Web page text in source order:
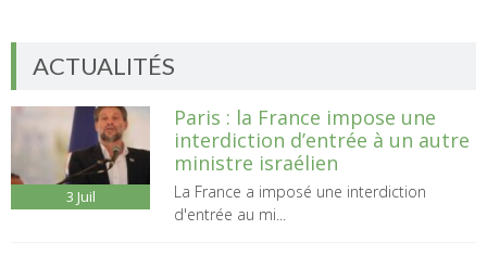
ACTUALITÉS
3 Juil
Paris : la France impose une
interdiction d’entrée à un autre
ministre israélien
La France a imposé une interdiction
d'entrée au mi...